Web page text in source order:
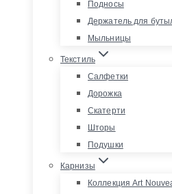
Подносы
Держатель для
Мыльницы
Текстиль
Салфетки
Дорожка
Скатерти
Шторы
Подушки
Карнизы
Коллекция Art